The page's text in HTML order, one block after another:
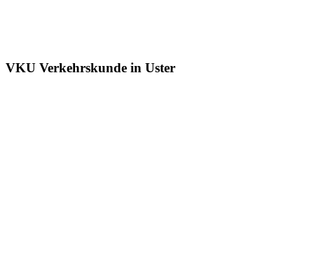
VKU Verkehrskunde in Uster